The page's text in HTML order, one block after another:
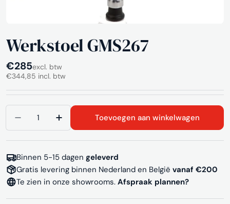
Werkstoel GMS267
Normale
prijs
€285excl. btw
€344,85 incl. btw
Aantal verlagen voor Werkstoel GMS267
Aantal verhogen voor Werkstoel
Toevoegen aan winkelwagen
Binnen 5-15 dagen geleverd
Gratis levering binnen Nederland en België vanaf €200
Te zien in onze showrooms. Afspraak plannen?